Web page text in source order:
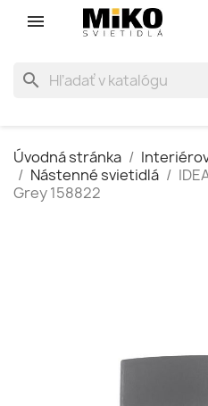
search
Úvodná stránka
Nástenné svietidlá
Grey 158822